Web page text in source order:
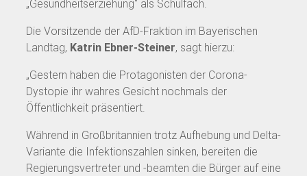
„Gesundheitserziehung“ als Schulfach.
Die Vorsitzende der AfD-Fraktion im Bayerischen
Landtag, Katrin Ebner-Steiner, sagt hierzu:
„Gestern haben die Protagonisten der Corona-
Dystopie ihr wahres Gesicht nochmals der
Öffentlichkeit präsentiert.
Während in Großbritannien trotz Aufhebung und Delta-
Variante die Infektionszahlen sinken, bereiten die
Regierungsvertreter und -beamten die Bürger auf eine